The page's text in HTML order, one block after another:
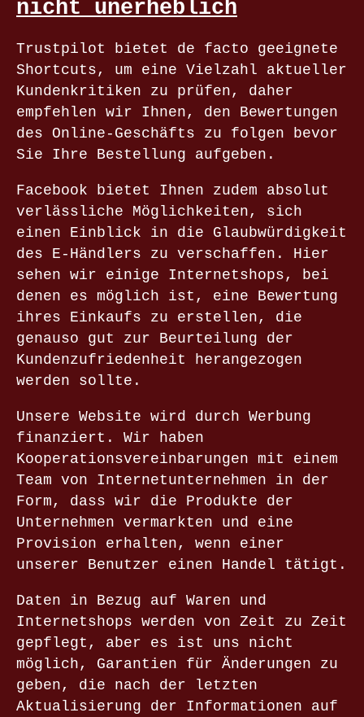
nicht unerheblich
Trustpilot bietet de facto geeignete
Shortcuts, um eine Vielzahl aktueller
Kundenkritiken zu prüfen, daher
empfehlen wir Ihnen, den Bewertungen
des Online-Geschäfts zu folgen bevor
Sie Ihre Bestellung aufgeben.
Facebook bietet Ihnen zudem absolut
verlässliche Möglichkeiten, sich
einen Einblick in die Glaubwürdigkeit
des E-Händlers zu verschaffen. Hier
sehen wir einige Internetshops, bei
denen es möglich ist, eine Bewertung
ihres Einkaufs zu erstellen, die
genauso gut zur Beurteilung der
Kundenzufriedenheit herangezogen
werden sollte.
Unsere Website wird durch Werbung
finanziert. Wir haben
Kooperationsvereinbarungen mit einem
Team von Internetunternehmen in der
Form, dass wir die Produkte der
Unternehmen vermarkten und eine
Provision erhalten, wenn einer
unserer Benutzer einen Handel tätigt.
Daten in Bezug auf Waren und
Internetshops werden von Zeit zu Zeit
gepflegt, aber es ist uns nicht
möglich, Garantien für Änderungen zu
geben, die nach der letzten
Aktualisierung der Informationen auf